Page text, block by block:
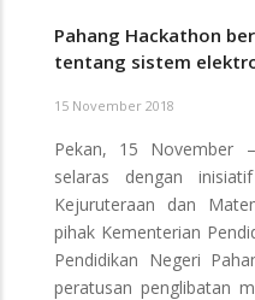
Pahang Hackathon
tentang sistem
15 November 2018
Pekan, 15 November
selaras dengan
Kejuruteraan dan
pihak Kementerian
Pendidikan Negeri
peratusan penglibatan